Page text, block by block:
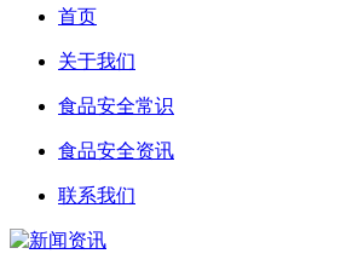
首页
关于我们
食品安全常识
食品安全资讯
联系我们